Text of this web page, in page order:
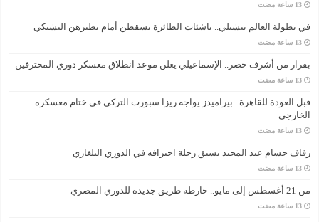
‏13 ساعة مضت
في بطولة العالم بتشيلي.. ناشئات الطائرة يسقطن أمام نظيرهن التشيكي
‏13 ساعة مضت
بقرار من أشرف خضر.. الإسماعيلي يعلن موعد انطلاق معسكر دوري المحترفين
‏13 ساعة مضت
قبل العودة للقاهرة.. بيراميدز يواجه ريزا سبورت التركي في ختام معسكره
الخارجي
‏13 ساعة مضت
زفاف حسام عبد المجيد يسبق رحلة احترافه في الدوري البلغاري
‏13 ساعة مضت
من 21 أغسطس إلى مايو.. خارطة طريق جديدة للدوري المصري
‏13 ساعة مضت